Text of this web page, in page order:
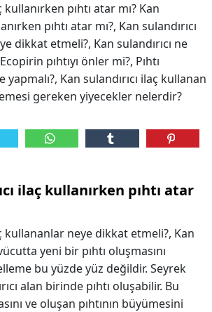
kullanırken pıhtı atar mı? Kan
pıhtı atar mı?, Kan sulandırıcı
dikkat etmeli?, Kan sulandırıcı ne
pıhtıyı önler mi?, Pıhtı
yapmalı?, Kan sulandırıcı ilaç kullanan
gereken yiyecekler nelerdir?
ilaç kullanırken pıhtı atar
kullananlar neye dikkat etmeli?, Kan
yeni bir pıhtı oluşmasını
bu yüzde yüz değildir. Seyrek
alan birinde pıhtı oluşabilir. Bu
ve oluşan pıhtının büyümesini